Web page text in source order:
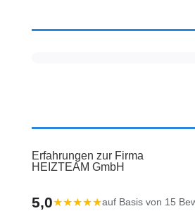
Erfahrungen zur Firma
HEIZTEAM GmbH
5,0★★★★★auf Basis von 15